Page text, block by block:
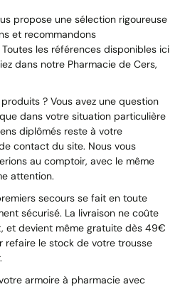
propose une sélection rigoureuse
et recommandons
les références disponibles ici
dans notre Pharmacie de Cers,
? Vous avez une question
dans votre situation particulière
diplômés reste à votre
contact du site. Nous vous
au comptoir, avec le même
attention.
secours se fait en toute
sécurisé. La livraison ne coûte
devient même gratuite dès 49€
refaire le stock de votre trousse
armoire à pharmacie avec